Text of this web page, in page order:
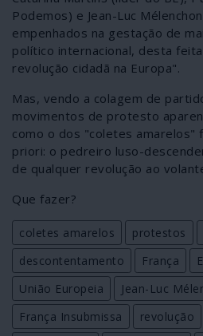
Podemos) e Jean-Luc
empenhados na gestação de
político internacional, desta
revolução cidadã na Europa".
Mas, vendo a colagem de
movimentos de protesto
como o dos "coletes amarelos"
priori: o pedreiro luso-
de qualquer revolução ao
Que fazer?
coletes amarelos protestos
descontentamento
França
União Europeia
Jean-Luc
França Insubmissa
revolução